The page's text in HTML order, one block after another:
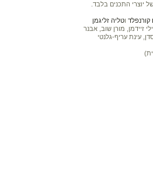
יוצרי התכנים בלבד.
וטליה זליגמן
זיידמן, מורן שוב, אבנר
עינת עריף-גלנטי